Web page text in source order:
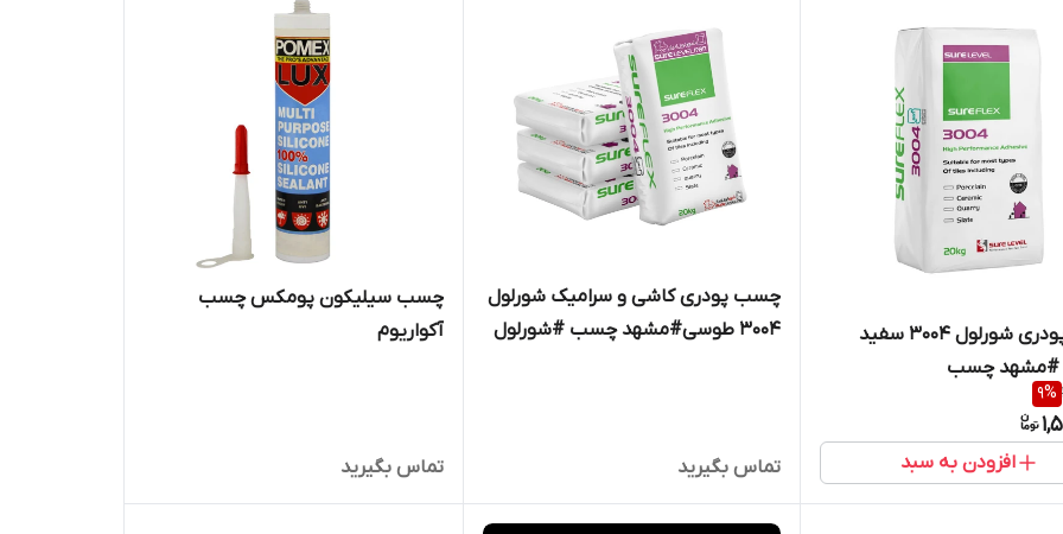
چسب پودری شورلول 3004 سفید
#مشهد چسب
9%
افزودن به سبد
چسب پودری کاشی و سرامیک شورلول
3004 طوسی#مشهد چسب #شورلول
تماس بگیرید
چسب سیلیکون پومکس چسب
آکواریوم
تماس بگیرید